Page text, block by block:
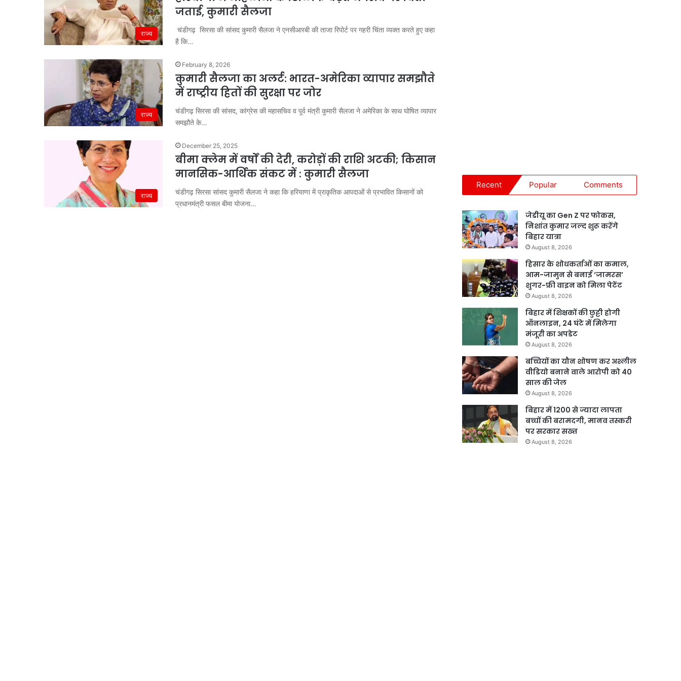
राज्य
जताई, कुमारी सैलजा
चंडीगढ़ सिरसा की सांसद कुमारी सैलजा ने एनसीआरबी की ताजा रिपोर्ट पर गहरी चिंता व्यक्त करते हुए कहा
है कि…
राज्य
February 8, 2026
कुमारी सैलजा का अलर्ट: भारत-अमेरिका व्यापार समझौते
में राष्ट्रीय हितों की सुरक्षा पर जोर
चंडीगढ़ सिरसा की सांसद, कांग्रेस की महासचिव व पूर्व मंत्री कुमारी सैलजा ने अमेरिका के साथ घोषित व्यापार
समझौते के…
राज्य
December 25, 2025
बीमा क्लेम में वर्षों की देरी, करोड़ों की राशि अटकी; किसान
मानसिक-आर्थिक संकट में : कुमारी सैलजा
चंडीगढ़ सिरसा सांसद कुमारी सैलजा ने कहा कि हरियाणा में प्राकृतिक आपदाओं से प्रभावित किसानों को
प्रधानमंत्री फसल बीमा योजना…
Recent Popular Comments
जेडीयू का Gen Z पर फोकस,
निशांत कुमार जल्द शुरू करेंगे
बिहार यात्रा
August 8, 2026
हिसार के शोधकर्ताओं का कमाल,
आम-जामुन से बनाई ‘जामरस’
शुगर-फ्री वाइन को मिला पेटेंट
August 8, 2026
बिहार में शिक्षकों की छुट्टी होगी
ऑनलाइन, 24 घंटे में मिलेगा
मंजूरी का अपडेट
August 8, 2026
बच्चियों का यौन शोषण कर अश्लील
वीडियो बनाने वाले आरोपी को 40
साल की जेल
August 8, 2026
बिहार में 1200 से ज्यादा लापता
बच्चों की बरामदगी, मानव तस्करी
पर सरकार सख्त
August 8, 2026